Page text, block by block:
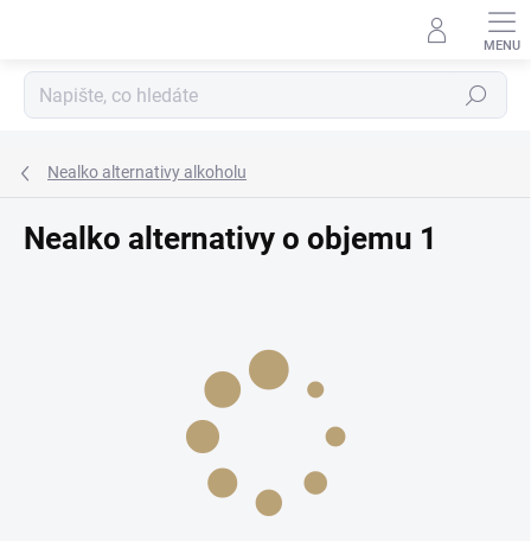
Hledat
Nealko alternativy alkoholu
Nealko alternativy o objemu 1